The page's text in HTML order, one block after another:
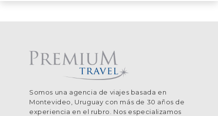
Somos una agencia de viajes basada en
Montevideo, Uruguay con más de 30 años de
experiencia en el rubro. Nos especializamos